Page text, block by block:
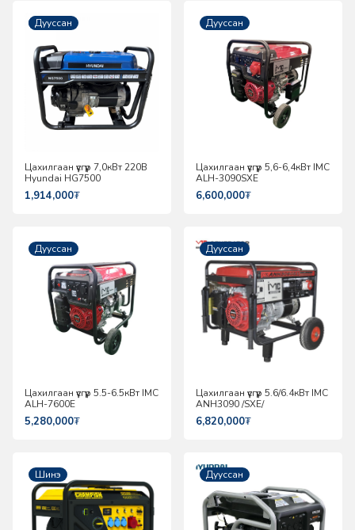
Шинэ
Дууссан
Цахилгаан үүсгүүр 7,0кВт 220В
Hyundai HG7500
1,914,000₮
Дууссан
Цахилгаан үүсгүүр 5,6-6,4кВт IMC
ALH-3090SXE
6,600,000₮
Дууссан
Цахилгаан үүсгүүр 5.5-6.5кВт IMC
ALH-7600E
5,280,000₮
Дууссан
Цахилгаан үүсгүүр 5.6/6.4кВт IMC
ANH3090 /SXE/
6,820,000₮
Шинэ Дууссан